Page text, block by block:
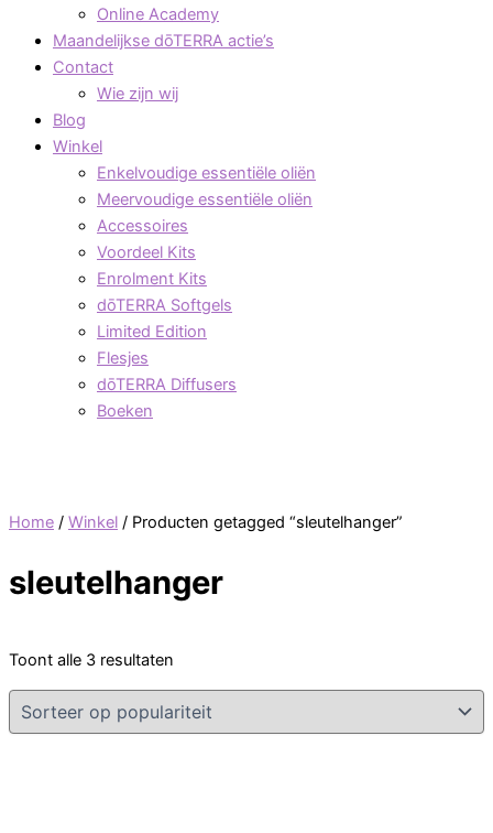
Online Academy
Maandelijkse dōTERRA actie’s
Contact
Wie zijn wij
Blog
Winkel
Enkelvoudige essentiële oliën
Meervoudige essentiële oliën
Accessoires
Voordeel Kits
Enrolment Kits
dōTERRA Softgels
Limited Edition
Flesjes
dōTERRA Diffusers
Boeken
Home / Winkel / Producten getagged “sleutelhanger”
sleutelhanger
Toont alle 3 resultaten